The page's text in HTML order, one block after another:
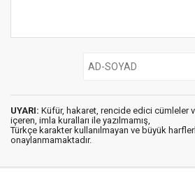
UYARI: Küfür, hakaret, rencide edici cümleler
içeren, imla kuralları ile yazılmamış,
Türkçe karakter kullanılmayan ve büyük
onaylanmamaktadır.